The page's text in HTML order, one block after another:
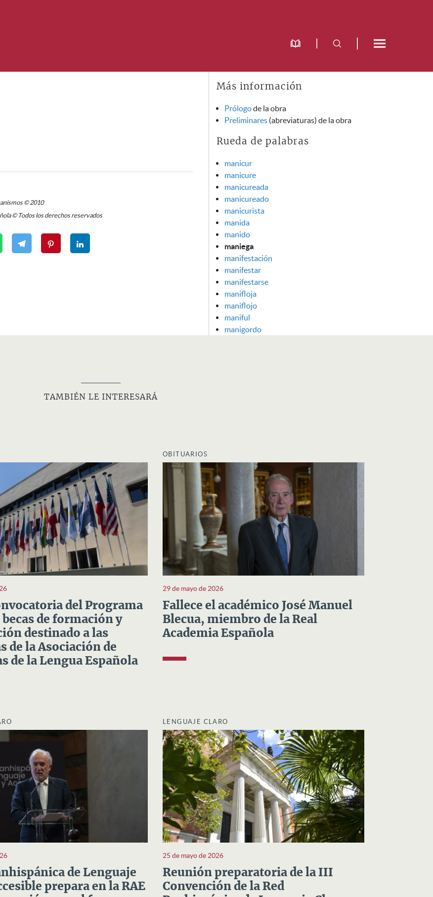
© 2010
© Todos los derechos reservados
Más información
Prólogode la obra
Preliminares (abreviaturas) de la obra
Rueda de palabras
manicur
manicure
manicureada
manicureado
manicurista
manida
manido
maniega
manifestación
manifestar
manifestarse
manifloja
maniflojo
maniful
manigordo
TAMBIÉN LE INTERESARÁ
del Programa
becas de formación y
destinado a las
de la Asociación de
de la Lengua Española
OBITUARIOS
29 de mayo de 2026
Fallece el académico José Manuel
Blecua, miembro de la Real
Academia Española
de Lenguaje
prepara en la RAE
LENGUAJE CLARO
25 de mayo de 2026
Reunión preparatoria de la III
Convención de la Red